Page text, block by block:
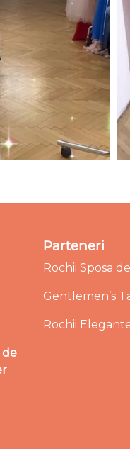
de
Parteneri
Rochii Sposa
Gentlemen’s
Rochii